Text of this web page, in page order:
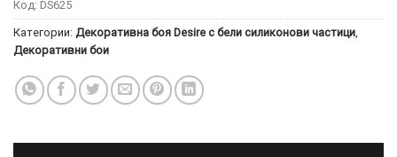
Код: DS625
Категории: Декоративна боя Desire с бели силиконови частици
Декоративни бои
× ТОЗИ
ИЗПОЛЗВА
БИСКВИТКИ.